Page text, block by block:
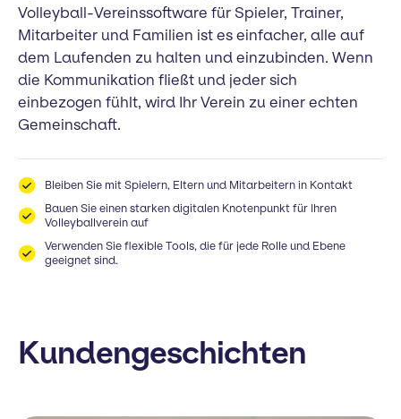
Volleyball-Vereinssoftware für Spieler, Trainer,
Mitarbeiter und Familien ist es einfacher, alle auf
dem Laufenden zu halten und einzubinden. Wenn
die Kommunikation fließt und jeder sich
einbezogen fühlt, wird Ihr Verein zu einer echten
Gemeinschaft.
Bleiben Sie mit Spielern, Eltern und Mitarbeitern in Kontakt
Bauen Sie einen starken digitalen Knotenpunkt für Ihren
Volleyballverein auf
Verwenden Sie flexible Tools, die für jede Rolle und Ebene
geeignet sind.
Kundengeschichten